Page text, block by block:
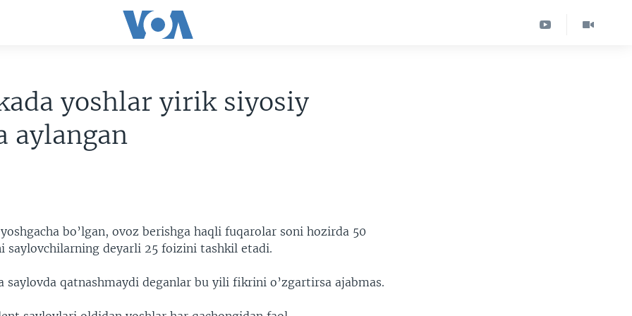
yoshlar yirik siyosiy
aylangan
bo’lgan, ovoz berishga haqli fuqarolar soni hozirda 50
saylovchilarning deyarli 25 foizini tashkil etadi.
saylovda qatnashmaydi deganlar bu yili fikrini o’zgartirsa ajabmas.